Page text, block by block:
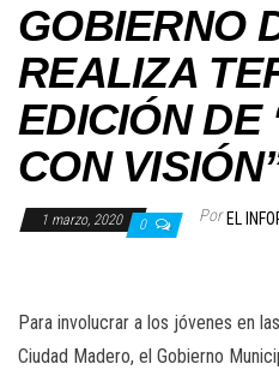
GOBIERNO
REALIZA
EDICIÓN DE
CON
1 marzo, 2020 0 Por EL
Para involucrar a los jóvenes en
Ciudad Madero, el Gobierno